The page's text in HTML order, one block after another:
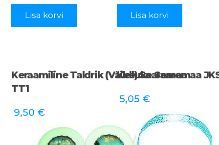
Lisa korvi Lisa korvi
Keraamiline Taldrik (väike) Saaremaa
TT1
9,50 €
Kelluke Saaremaa
5,05 €